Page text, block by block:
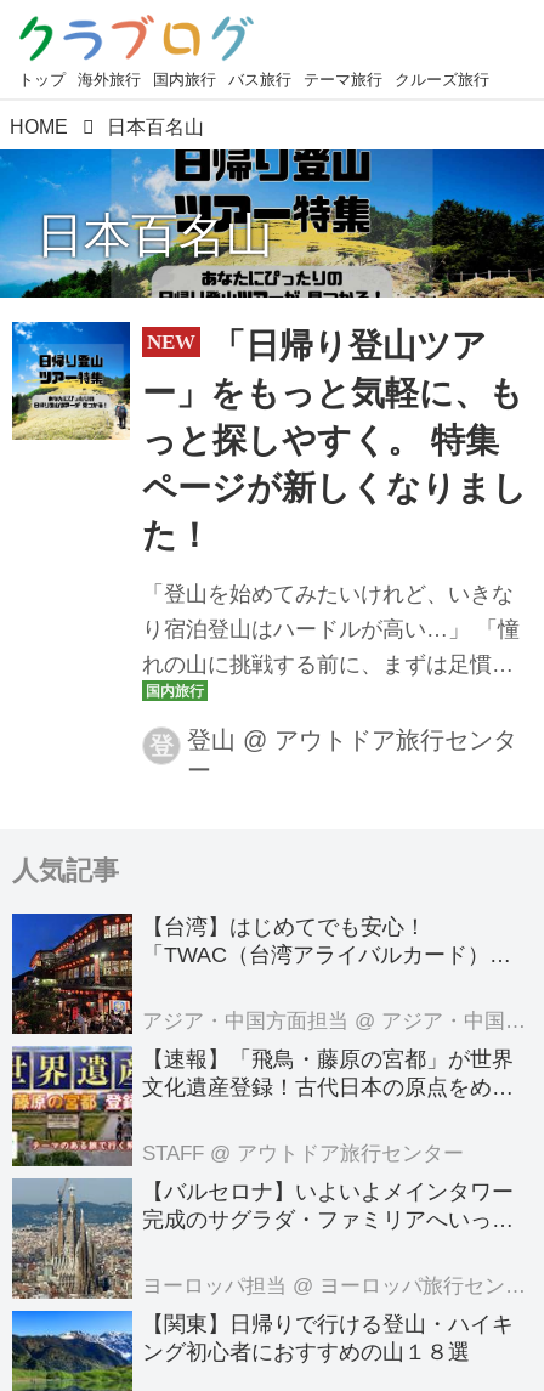
トップ 海外旅行 国内旅行 バス旅行 テーマ旅行 クルーズ旅行
HOME 日本百名山
日本百名山
「日帰り登山ツア
ー」をもっと気軽に、も
っと探しやすく。 特集
ページが新しくなりまし
た！
「登山を始めてみたいけれど、いきな
り宿泊登山はハードルが高い…」 「憧
れの山に挑戦する前に、まずは足慣ら
しをしたい！」 「休日にサクッと自然
を満喫してリフレッシュしたい。」
「登山だけでなく、ご当地グルメな
アーです！ 初めての登山におすすめの
コースから、本格登山へのステップア
まな日帰りツアーをご用意していま
す。 日帰り登山ツアー・旅行│クラブ
ツーリズム 日帰り登山ツアー・旅行な
添乗員付きプランや案内人同行プラン
もご用意...
登 登山 @ アウトドア旅行センタ
ー
人気記事
【台湾】はじめてでも安心！
「TWAC（台湾アライバルカード）」
アジア・中国方面担当 @ アジア・中国旅行センター
【速報】「飛鳥・藤原の宮都」が世界
文化遺産登録！古代日本の原点をめぐ
のテーマのある旅
STAFF @ アウトドア旅行センター
【バルセロナ】いよいよメインタワー
完成のサグラダ・ファミリアへいって
ヨーロッパ担当 @ ヨーロッパ旅行センター
【関東】日帰りで行ける登山・ハイキ
ング初心者におすすめの山１８選